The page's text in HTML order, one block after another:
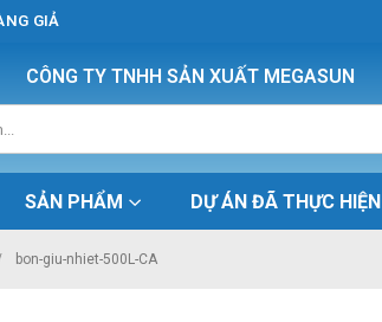
GIẢ
CÔNG TY TNHH SẢN XUẤT MEGASUN
SẢN PHẨM DỰ ÁN ĐÃ THỰC HIỆN
bon-giu-nhiet-500L-CA